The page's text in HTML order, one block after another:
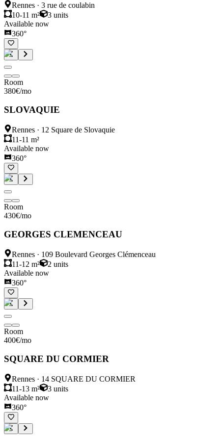
Rennes · 3 rue de coulabin
10-11 m²
3 units
Available now
360°
Room
380€/mo
SLOVAQUIE
Rennes · 12 Square de Slovaquie
11-11 m²
Available now
360°
Room
430€/mo
GEORGES CLEMENCEAU
Rennes · 109 Boulevard Georges Clémenceau
11-12 m²
2 units
Available now
360°
Room
400€/mo
SQUARE DU CORMIER
Rennes · 14 SQUARE DU CORMIER
11-13 m²
3 units
Available now
360°